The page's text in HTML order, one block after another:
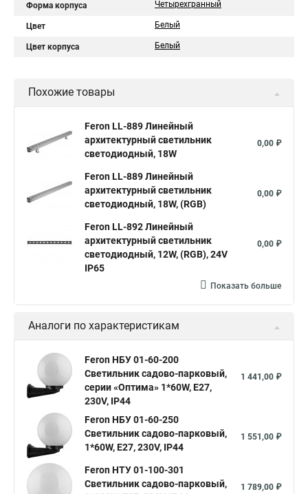
Форма корпуса Четырехгранный
Цвет Белый
Цвет корпуса Белый
Похожие товары
Feron LL-889 Линейный
архитектурный светильник
светодиодный, 18W
0,00 ₽
Feron LL-889 Линейный
архитектурный светильник
светодиодный, 18W, (RGB)
0,00 ₽
Feron LL-892 Линейный
архитектурный светильник
светодиодный, 12W, (RGB), 24V
IP65
0,00 ₽
Показать больше
Аналоги по характеристикам
Feron НБУ 01-60-200
Светильник садово-парковый,
серии «Оптима» 1*60W, E27,
230V, IP44
1 441,00 ₽
Feron НБУ 01-60-250
Светильник садово-парковый,
1*60W, E27, 230V, IP44
1 551,00 ₽
Feron НТУ 01-100-301
Светильник садово-парковый,
1 789,00 ₽